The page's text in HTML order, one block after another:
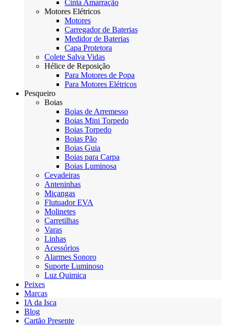
Cinta Amarração
Motores Elétricos
Motores
Carregador de Baterias
Medidor de Baterias
Capa Protetora
Colete Salva Vidas
Hélice de Reposição
Para Motores de Popa
Para Motores Elétricos
Pesqueiro
Boias
Boias de Arremesso
Boias Mini Torpedo
Boias Torpedo
Boias Pão
Boias Guia
Boias para Carpa
Boias Luminosa
Cevadeiras
Anteninhas
Miçangas
Flutuador EVA
Molinetes
Carretilhas
Varas
Linhas
Acessórios
Alarmes Sonoro
Suporte Luminoso
Luz Quimica
Peixes
Marcas
IA da Isca
Blog
Cartão Presente